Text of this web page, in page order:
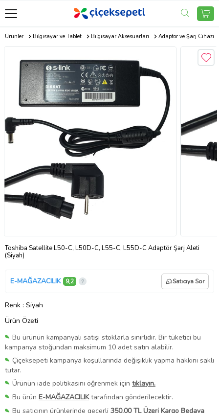
Ürünler Bilgisayar ve Tablet Bilgisayar Aksesuarları Adaptör ve Şarj Cihazı
Toshiba Satellite L50-C, L50D-C, L55-C, L55D-C Adaptör Şarj Aleti
(Siyah)
E-MAĞAZACILIK 9,2 Satıcıya Sor
Renk : Siyah
Ürün Özeti
Bu ürünün kampanyalı satışı stoklarla sınırlıdır. Bir tüketici bu
kampanya stoğundan maksimum 10 adet satın alabilir.
Çiçeksepeti kampanya koşullarında değişiklik yapma hakkını saklı
tutar.
Ürünün iade politikasını öğrenmek için tıklayın.
Bu ürün E-MAĞAZACILIKtarafından gönderilecektir.
Bu satıcının ürünlerinde geçerli 350,00 TL Üzeri Kargo Bedava